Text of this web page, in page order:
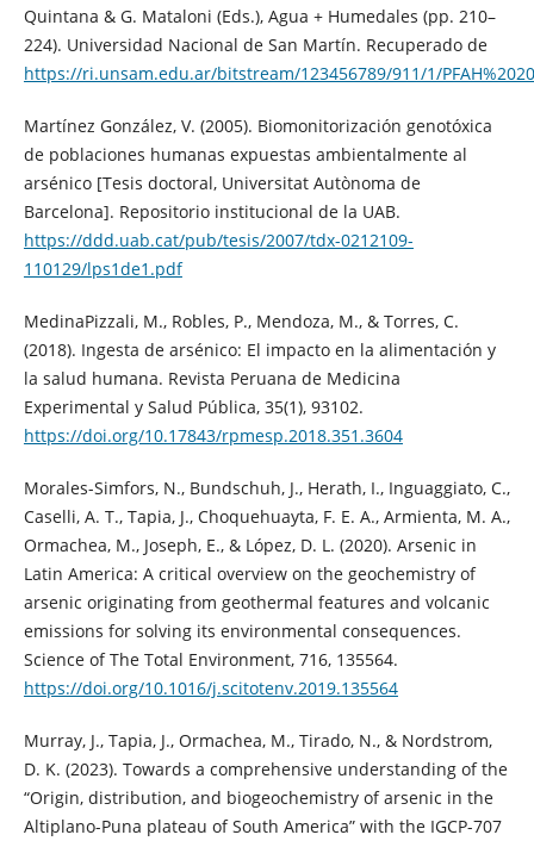
Quintana & G. Mataloni (Eds.), Agua + Humedales (pp. 210–
224). Universidad Nacional de San Martín. Recuperado de
https://ri.unsam.edu.ar/bitstream/123456789/911/1/
Martínez González, V. (2005). Biomonitorización genotóxica
de poblaciones humanas expuestas ambientalmente al
arsénico [Tesis doctoral, Universitat Autònoma de
Barcelona]. Repositorio institucional de la UAB.
https://ddd.uab.cat/pub/tesis/2007/tdx-0212109-
110129/lps1de1.pdf
MedinaPizzali, M., Robles, P., Mendoza, M., & Torres, C.
(2018). Ingesta de arsénico: El impacto en la alimentación y
la salud humana. Revista Peruana de Medicina
Experimental y Salud Pública, 35(1), 93102.
https://doi.org/10.17843/rpmesp.2018.351.3604
Morales-Simfors, N., Bundschuh, J., Herath, I., Inguaggiato, C.,
Caselli, A. T., Tapia, J., Choquehuayta, F. E. A., Armienta, M. A.,
Ormachea, M., Joseph, E., & López, D. L. (2020). Arsenic in
Latin America: A critical overview on the geochemistry of
arsenic originating from geothermal features and volcanic
emissions for solving its environmental consequences.
Science of The Total Environment, 716, 135564.
https://doi.org/10.1016/j.scitotenv.2019.135564
Murray, J., Tapia, J., Ormachea, M., Tirado, N., & Nordstrom,
D. K. (2023). Towards a comprehensive understanding of the
“Origin, distribution, and biogeochemistry of arsenic in the
Altiplano-Puna plateau of South America” with the IGCP-707